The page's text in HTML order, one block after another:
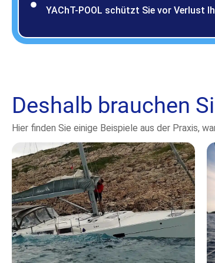
YAChT-POOL schützt Sie vor Verlust
Deshalb brauchen
Hier finden Sie einige Beispiele aus der Praxis,
Mehr Lesen